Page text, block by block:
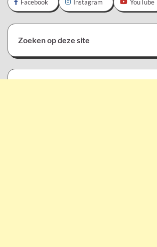
Facebook Instagram YouTube
Zoeken op deze site